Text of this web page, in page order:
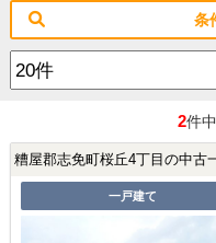
条
2件中
糟屋郡志免町桜丘4丁目の中古
一戸建て